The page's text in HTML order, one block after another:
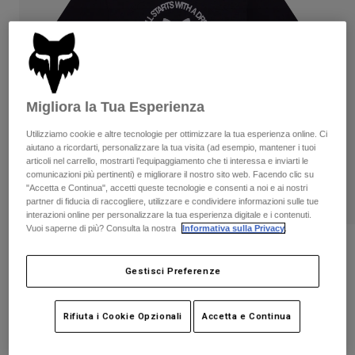
Pantaloni
Pantaloncini
Giacche
Guanti
Protezioni
Maschere
Accessori
Pantaloni
Guanti
Protezioni
Maschere
Calze
Parti di ricambio
Vedi tutto
Donna
T-shirt
Felpe
Giacche
Pantaloni & Pantaloncini
Bambini
Protezioni
Maschere
Calze
Vedi tutto
Moto
Caschi
Maglie​
Protezioni
T-Shirt da donna Vision
Prodotto n.38313-001-S
Price reduced from
€ 34.99to€ 19.24 45% OFF
Migliora la Tua Esperienza
Utilizziamo cookie e altre tecnologie per ottimizzare la tua esperienza online. Ci
aiutano a ricordarti, personalizzare la tua visita (ad esempio, mantener i tuoi
articoli nel carrello, mostrarti l’equipaggiamento che ti interessa e inviarti le
comunicazioni più pertinenti) e migliorare il nostro sito web. Facendo clic su
"Accetta e Continua", accetti queste tecnologie e consenti a noi e ai nostri
partner di fiducia di raccogliere, utilizzare e condividere informazioni sulle tue
interazioni online per personalizzare la tua esperienza digitale e i contenuti.
Vuoi saperne di più? Consulta la nostra
Informativa sulla Privacy
Gestisci Preferenze
Rifiuta i Cookie Opzionali Accetta e Continua